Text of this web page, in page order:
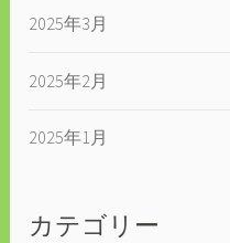
2025年3月
2025年2月
2025年1月
カテゴリー